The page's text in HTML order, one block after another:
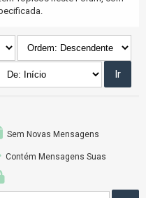
Sem Novas Mensagens
Contém Mensagens Suas